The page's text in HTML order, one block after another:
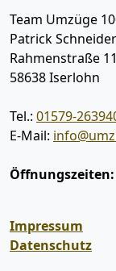
Team Umzüge
Patrick Schneider
Rahmenstraße 11
58638Iserlohn
Tel.: 01579-
E-Mail:
Öffnungszeiten:
Impressum
Datenschutz